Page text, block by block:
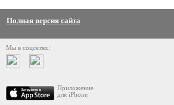
Полная версия сайта
Мы в соцсетях:
Приложение
для iPhone